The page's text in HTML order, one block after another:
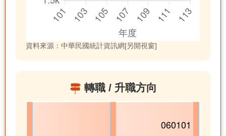
資料來源：中華民國統計資訊網[另開視窗]
轉職 / 升職方向